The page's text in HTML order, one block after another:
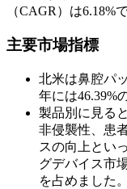
（CAGR）は6.18%
主要市場指標
北米は鼻腔パ
年には46.39%
製品別に見る
非侵襲性、患
スの向上とい
グデバイス市
を占めました。